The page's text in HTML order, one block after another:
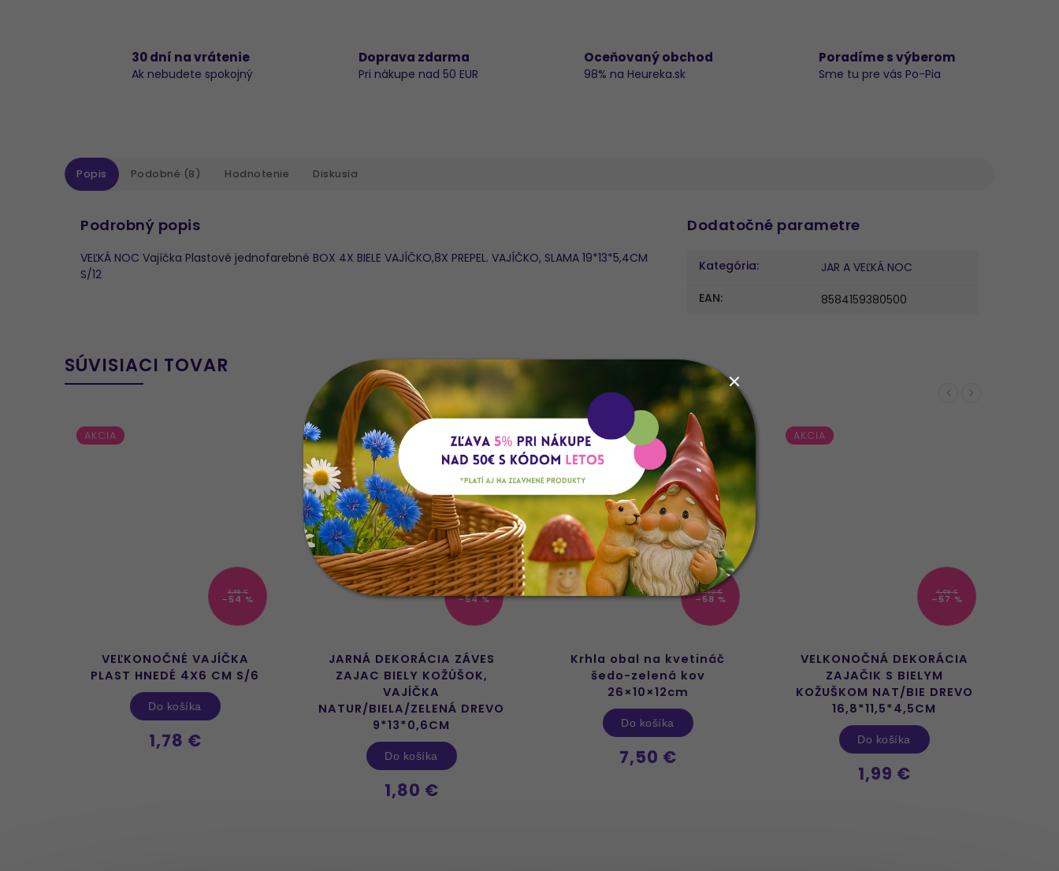
30 dní na vrátenie
Ak nebudete spokojný
Doprava zdarma
Pri nákupe nad 50 EUR
Oceňovaný obchod
98% na Heureka.sk
Poradíme s výberom
Sme tu pre vás Po-Pia
Popis Podobné (8) Hodnotenie Diskusia
Podrobný popis
VEĽKÁ NOC Vajíčka Plastové jednofarebné BOX 4X BIELE VAJÍČKO,8X PREPEL. VAJÍČKO, SLAMA 19*13*5,4CM
S/12
Dodatočné parametre
Kategória:
JAR A VEĽKÁ NOC
EAN: 8584159380500
SÚVISIACI TOVAR
Previous
AKCIA
3,89 €
–54 %
VEĽKONOČNÉ VAJÍČKA
PLAST HNEDÉ 4X6 CM S/6
1,78 €
Do košíka
AKCIA
3,99 €
–54 %
JARNÁ DEKORÁCIA ZÁVES
ZAJAC BIELY KOŽÚŠOK,
VAJÍČKA
NATUR/BIELA/ZELENÁ DREVO
9*13*0,6CM
1,80 €
Do košíka
AKCIA
17,90 €
–58 %
Krhla obal na kvetináč
šedo-zelená kov
26×10×12cm
7,50 €
Do košíka
AKCIA
4,69 €
–57 %
VELKONOČNÁ DEKORÁCIA
ZAJAČIK S BIELYM
KOŽUŠKOM NAT/BIE DREVO
16,8*11,5*4,5CM
1,99 €
Do košíka
Next